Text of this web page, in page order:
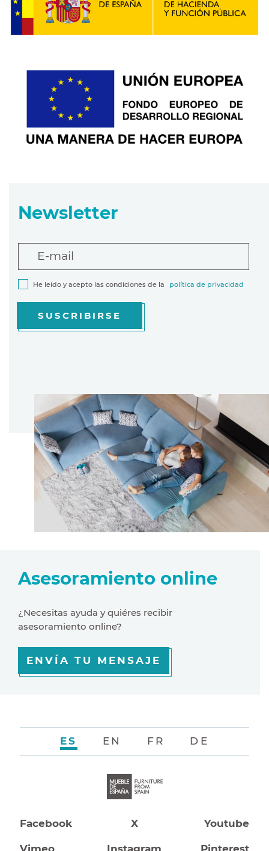
Newsletter
E-mail
He leído y acepto las condiciones de la política de privacidad
SUSCRIBIRSE
Asesoramiento online
¿Necesitas ayuda y quiéres recibir
asesoramiento online?
ENVÍA TU MENSAJE
Facebook X Youtube
ES EN FR DE